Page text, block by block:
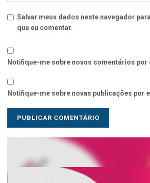
Salvar meus dados neste navegador
que eu comentar.
Notifique-me sobre novos comentários por
Notifique-me sobre novas publicações por